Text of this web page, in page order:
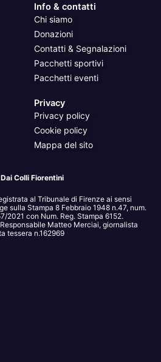
Info & contatti
Chi siamo
Donazioni
Contatti & Segnalazioni
Pacchetti sportivi
Pacchetti eventi
Privacy
Privacy policy
Cookie policy
Mappa del sito
Colli Fiorentini
al Tribunale di Firenze ai sensi
sulla Stampa 8 Febbraio 1948 n.47, num.
2021 con Num. Reg. Stampa 6152.
Matteo Merciai, giornalista
tessera n.162969